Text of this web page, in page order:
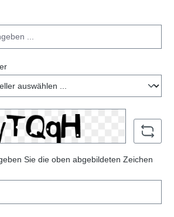
Sie die oben abgebildeten Zeichen